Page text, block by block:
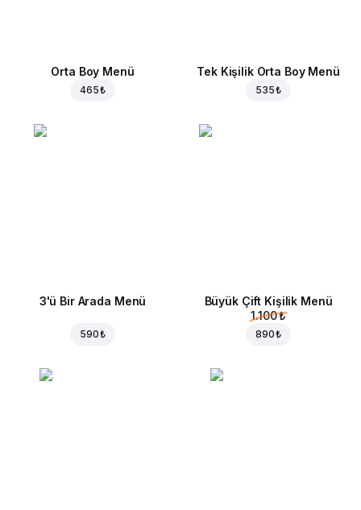
Orta Boy Menü
465 ₺
Tek Kişilik Orta Boy Menü
535 ₺
3'ü Bir Arada Menü
590 ₺
Büyük Çift Kişilik Menü
1.100 ₺
890 ₺